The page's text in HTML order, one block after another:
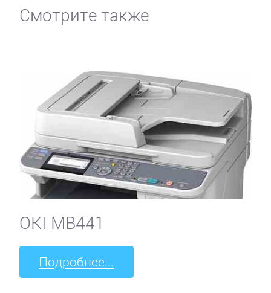
Смотрите также
OKI MB441
Подробнее...